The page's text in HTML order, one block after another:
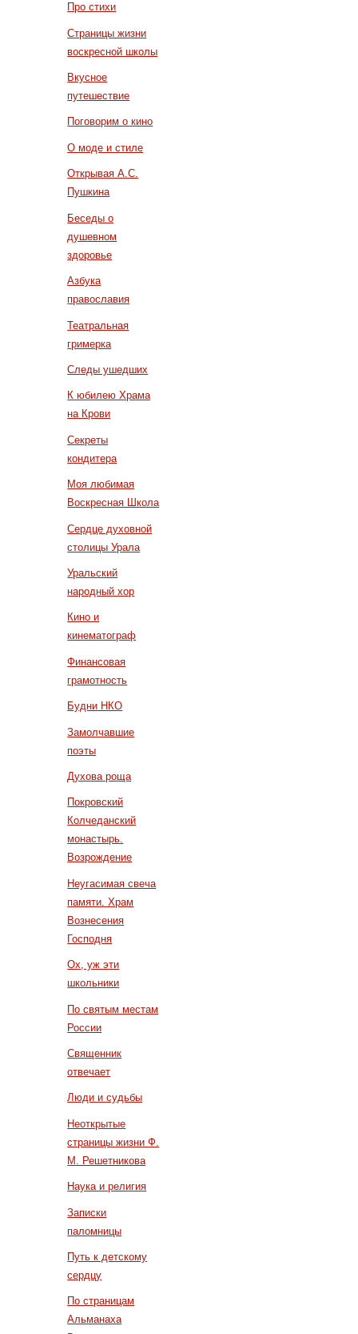
Про стихи
Страницы жизни
воскресной школы
Вкусное
путешествие
Поговорим о кино
О моде и стиле
Открывая А.С.
Пушкина
Беседы о
душевном
здоровье
Азбука
православия
Театральная
гримерка
Следы ушедших
К юбилею Храма
на Крови
Секреты
кондитера
Моя любимая
Воскресная Школа
Сердце духовной
столицы Урала
Уральский
народный хор
Кино и
кинематограф
Финансовая
грамотность
Будни НКО
Замолчавшие
поэты
Духова роща
Покровский
Колчеданский
монастырь.
Возрождение
Неугасимая свеча
памяти. Храм
Вознесения
Господня
Ох, уж эти
школьники
По святым местам
России
Священник
отвечает
Люди и судьбы
Неоткрытые
страницы жизни Ф.
М. Решетникова
Наука и религия
Записки
паломницы
Путь к детскому
сердцу
По страницам
Альманаха